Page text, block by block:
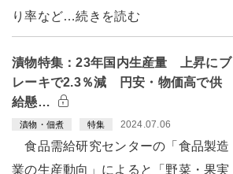
り率など…続きを読む
漬物特集：23年国内生産量 上昇にブ
レーキで2.3％減 円安・物価高で供
給懸…
漬物・佃煮 特集 2024.07.06
食品需給研究センターの「食品製造
業の生産動向」によると「野菜・果実